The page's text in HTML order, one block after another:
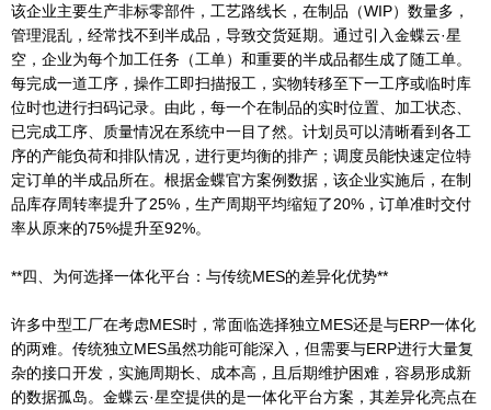
该企业主要生产非标零部件，工艺路线长，在制品（WIP）数量多，
管理混乱，经常找不到半成品，导致交货延期。通过引入金蝶云·星
空，企业为每个加工任务（工单）和重要的半成品都生成了随工单。
每完成一道工序，操作工即扫描报工，实物转移至下一工序或临时库
位时也进行扫码记录。由此，每一个在制品的实时位置、加工状态、
已完成工序、质量情况在系统中一目了然。计划员可以清晰看到各工
序的产能负荷和排队情况，进行更均衡的排产；调度员能快速定位特
定订单的半成品所在。根据金蝶官方案例数据，该企业实施后，在制
品库存周转率提升了25%，生产周期平均缩短了20%，订单准时交付
率从原来的75%提升至92%。
**四、为何选择一体化平台：与传统MES的差异化优势**
许多中型工厂在考虑MES时，常面临选择独立MES还是与ERP一体化
的两难。传统独立MES虽然功能可能深入，但需要与ERP进行大量复
杂的接口开发，实施周期长、成本高，且后期维护困难，容易形成新
的数据孤岛。金蝶云·星空提供的是一体化平台方案，其差异化亮点在